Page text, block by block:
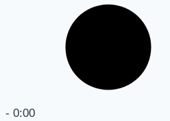
- 0:00